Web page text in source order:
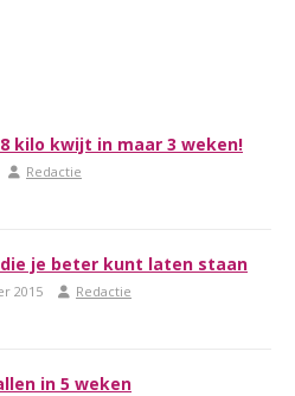
kilo kwijt in maar 3 weken!
Redactie
je beter kunt laten staan
2015 Redactie
in 5 weken